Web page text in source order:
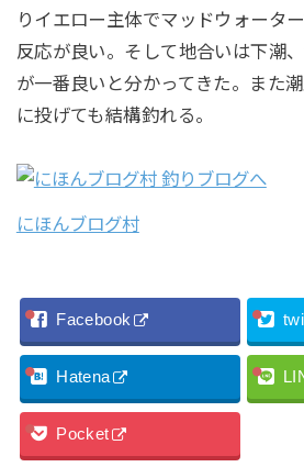
りイエロー主体でマッドウォータ
反応が良い。そして地合いは下潮
が一番良いと分かってきた。また
に投げても結構釣れる。
にほんブログ村
Facebook
Hatena
Pocket